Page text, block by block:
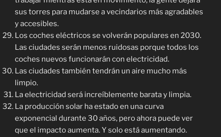
sus torres para mudarse a vecindarios más agradables
y accesibles.
Los coches eléctricos se volverán populares en 2030.
Las ciudades serán menos ruidosas porque todos los
coches nuevos funcionarán con electricidad.
Las ciudades también tendrán un aire mucho más
limpio.
La electricidad será increíblemente barata y limpia.
La producción solar ha estado en una curva
exponencial durante 30 años, pero ahora puede ver
que el impacto aumenta. Y solo está aumentando.